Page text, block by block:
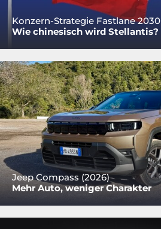
Konzern-Strategie Fastlane 2030
Wie chinesisch wird Stellantis?
Jeep Compass (2026)
Mehr Auto, weniger Charakter